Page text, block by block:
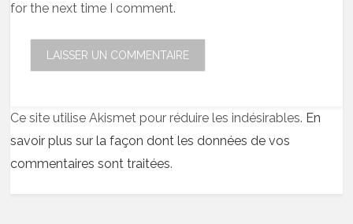
for the next time I comment.
Ce site utilise Akismet pour réduire les indésirables. En
savoir plus sur la façon dont les données de vos
commentaires sont traitées.